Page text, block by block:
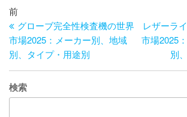
投
稿
ナ
ビ
ゲ
過
去
の
投
稿
前
グローブ完全性検査機の世界
市場2025：メーカー別、地域
別、タイプ・用途別
レザーラ
市場2025
別
検索